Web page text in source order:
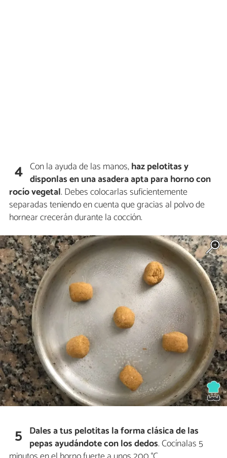
4 Con la ayuda de las manos,haz pelotitas y
disponlas en una asadera apta para horno con
rocío vegetal. Debes colocarlas suficientemente
separadas teniendo en cuenta que gracias al polvo de
hornear crecerán durante la cocción.
5 Dales a tus pelotitas la forma clásica de las
pepas ayudándote con los dedos. Cocínalas 5